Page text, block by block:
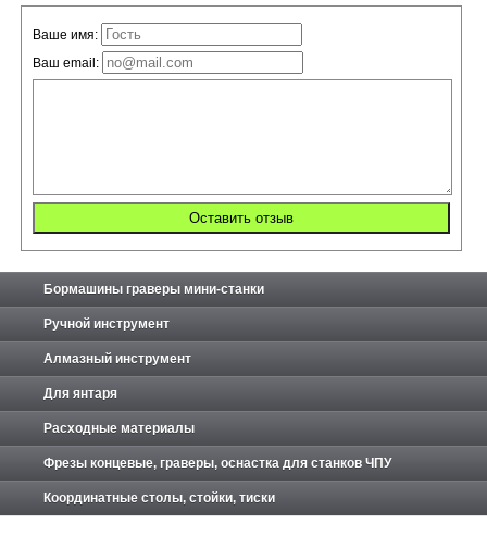
Ваше имя:
Ваш email:
Бормашины граверы мини-станки
Ручной инструмент
Алмазный инструмент
Для янтаря
Расходные материалы
Фрезы концевые, граверы, оснастка для станков ЧПУ
Координатные столы, стойки, тиски